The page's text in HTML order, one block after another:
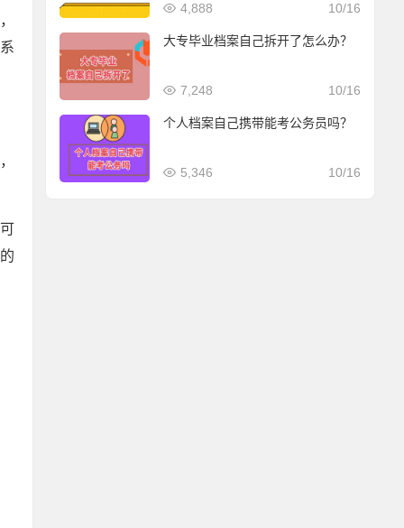
10/16
4,888
大专毕业档案自己拆开了怎么办？
10/16
7,248
个人档案自己携带能考公务员吗？
10/16
5,346